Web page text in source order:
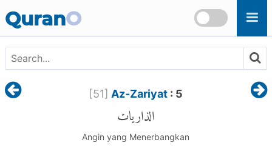
QuranO
[51] Az-Zariyat : 5
الذاريات
Angin yang Menerbangkan